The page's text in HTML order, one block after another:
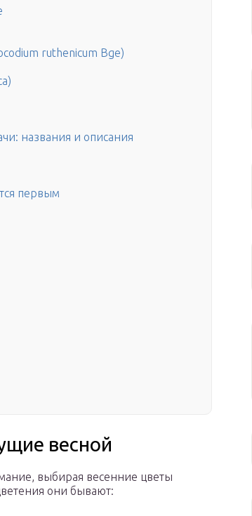
ruthenicum Bge)
названия и описания
первым
весной
выбирая весенние цветы
они бывают: